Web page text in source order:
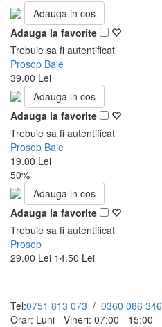
Adauga in cos
Adauga la favorite
Trebuie sa fi autentificat
Prosop Baie
39.00 Lei
Adauga in cos
Adauga la favorite
Trebuie sa fi autentificat
Prosop Baie
19.00 Lei
50%
Adauga in cos
Adauga la favorite
Trebuie sa fi autentificat
Prosop
29.00 Lei 14.50 Lei
Tel:0751 813 073 / 0360 086 346
Orar: Luni - Vineri: 07:00 - 15:00